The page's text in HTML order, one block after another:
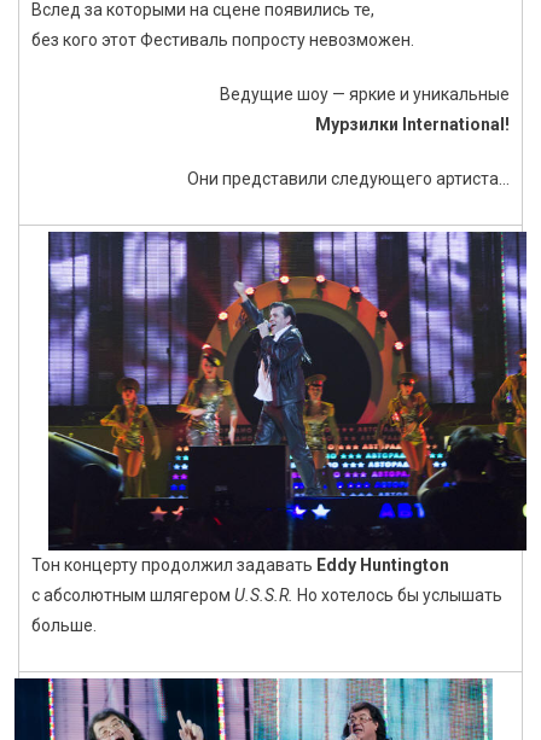
Вслед за которыми на сцене появились те,
без кого этот Фестиваль попросту невозможен.
Ведущие шоу — яркие и уникальные
Мурзилки International!
Они представили следующего артиста…
Тон концерту продолжил задавать Eddy Huntington
с абсолютным шлягером U.S.S.R. Но хотелось бы услышать
больше.